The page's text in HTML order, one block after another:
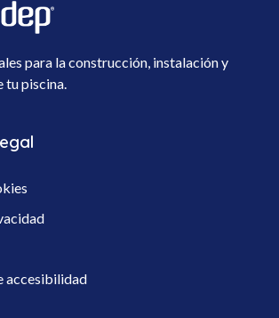
para la construcción, instalación y
piscina.
accesibilidad